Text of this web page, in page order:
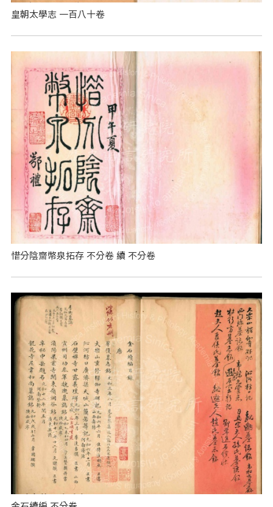
皇朝太學志 一百八十卷
惜分陰齋幣泉拓存 不分卷 續 不分卷